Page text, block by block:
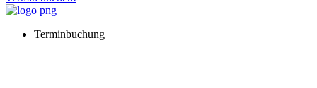
Terminbuchung